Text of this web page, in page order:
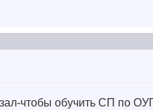
чтобы обучить СП по